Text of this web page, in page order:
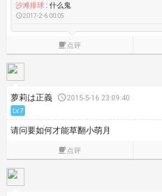
沙滩排球: 什么鬼
2017-2-6 00:05
点评
萝莉は正義 2015-5-16 23:09:40
Lv.7
请问要如何才能草翻小萌月
点评